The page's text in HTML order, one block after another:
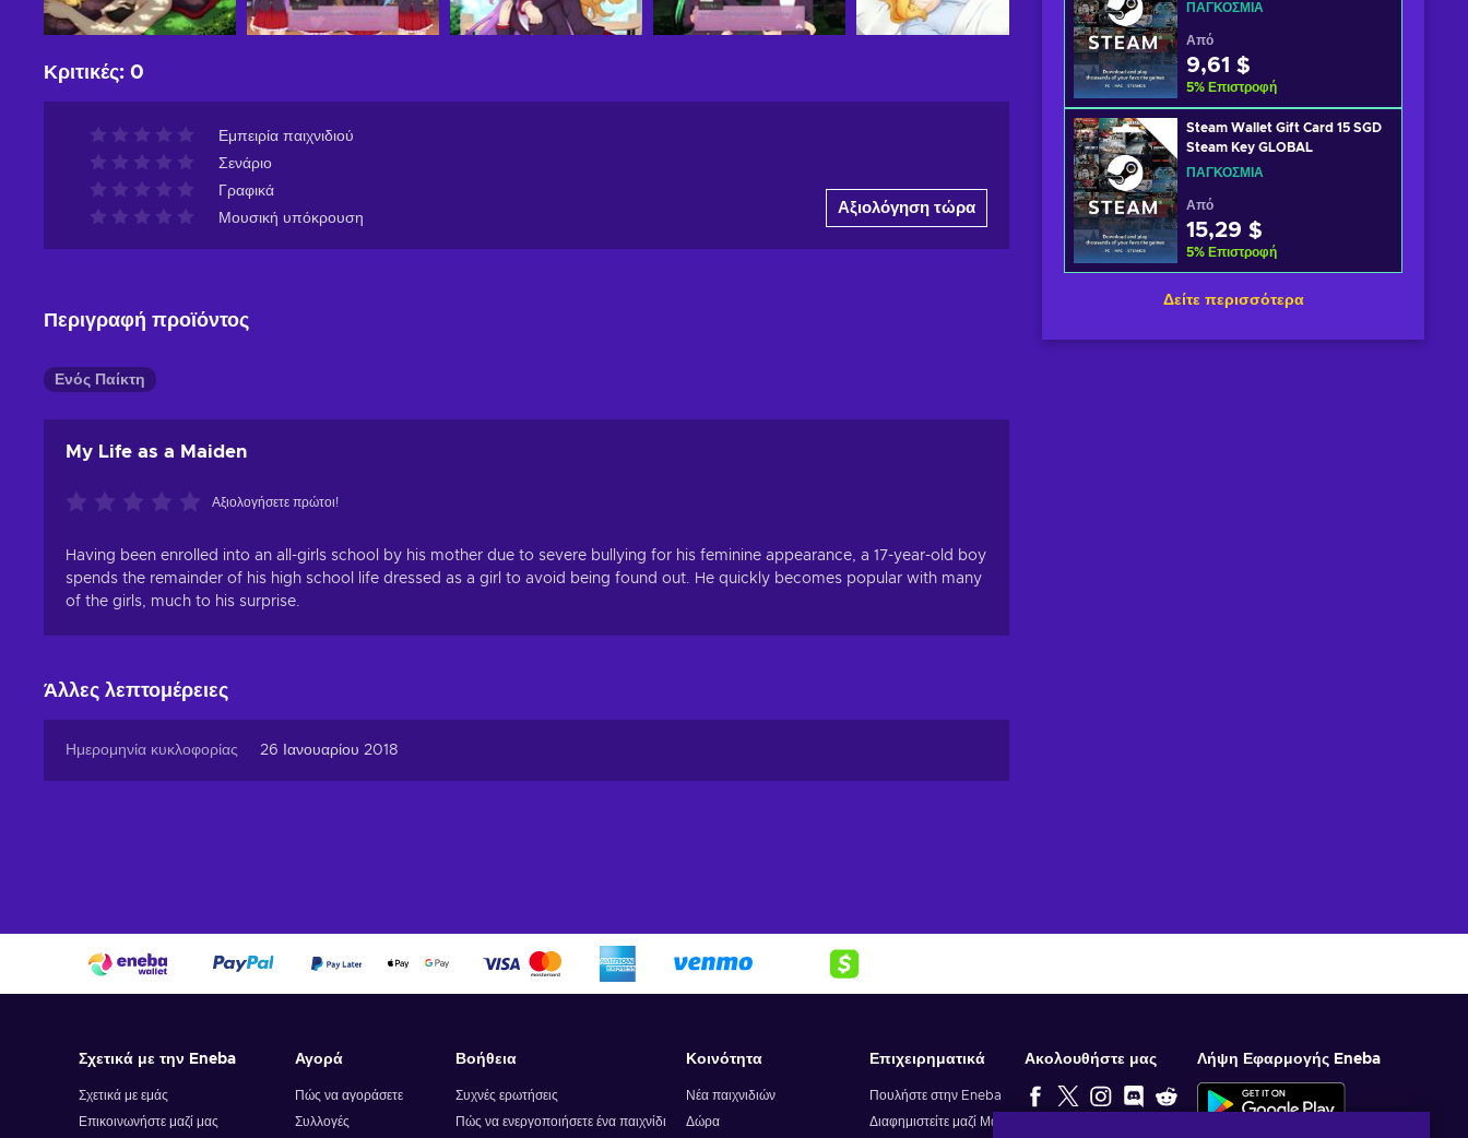
ΠΑΓΚΌΣΜΙΑ
Από
9,61 $
5% Επιστροφή
Steam Wallet Gift Card 15 SGD
Steam Key GLOBAL
ΠΑΓΚΌΣΜΙΑ
Από
15,29 $
5% Επιστροφή
Δείτε περισσότερα
Κριτικές: 0
Εμπειρία παιχνιδιού
Σενάριο
Γραφικά
Μουσική υπόκρουση
Αξιολόγηση τώρα
Περιγραφή προϊόντος
Ενός Παίκτη
My Life as a Maiden
Αξιολογήσετε πρώτοι!
Having been enrolled into an all-girls school by his mother due to severe bullying for his feminine appearance, a 17-year-old boy
spends the remainder of his high school life dressed as a girl to avoid being found out. He quickly becomes popular with many
of the girls, much to his surprise.
Άλλες λεπτομέρειες
Ημερομηνία κυκλοφορίας 26 Ιανουαρίου 2018
Σχετικά με την Eneba
Σχετικά με εμάς
Επικοινωνήστε μαζί μας
Αγορά
Πώς να αγοράσετε
Συλλογές
Βοήθεια
Συχνές ερωτήσεις
Πώς να ενεργοποιήσετε ένα παιχνίδι
Κοινότητα
Νέα παιχνιδιών
Δώρα
Επιχειρηματικά
Πουλήστε στην Eneba
Διαφημιστείτε μαζί Μας
Ακολουθήστε μας Λήψη Εφαρμογής Eneba